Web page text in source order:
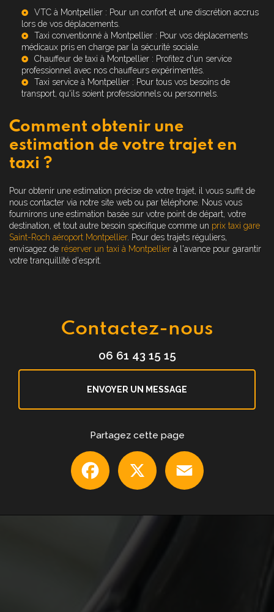
VTC à Montpellier : Pour un confort et une discrétion accrus
lors de vos déplacements.
Taxi conventionné à Montpellier : Pour vos déplacements
médicaux pris en charge par la sécurité sociale.
Chauffeur de taxi à Montpellier : Profitez d'un service
professionnel avec nos chauffeurs expérimentés.
Taxi service à Montpellier : Pour tous vos besoins de
transport, qu'ils soient professionnels ou personnels.
Comment obtenir une
estimation de votre trajet en
taxi ?
Pour obtenir une estimation précise de votre trajet, il vous suffit de
nous contacter via notre site web ou par téléphone. Nous vous
fournirons une estimation basée sur votre point de départ, votre
destination, et tout autre besoin spécifique comme un prix taxi gare
Saint-Roch aéroport Montpellier. Pour des trajets réguliers,
envisagez de réserver un taxi à Montpellier à l'avance pour garantir
votre tranquillité d'esprit.
Contactez-nous
06 61 43 15 15
ENVOYER UN MESSAGE
Partagez cette page
Facebook